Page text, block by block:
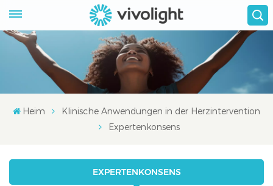
Heim
Klinische Anwendungen in der Herzintervention
Expertenkonsens
EXPERTENKONSENS